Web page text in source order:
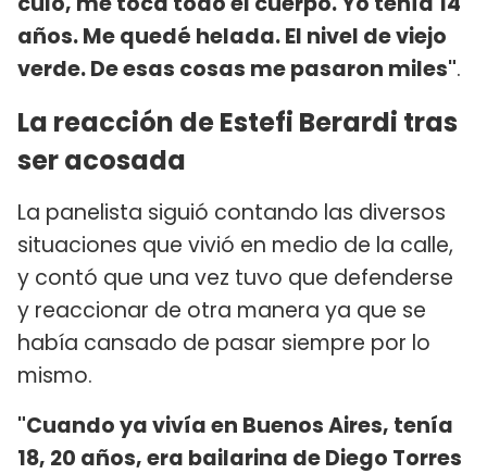
años. Me quedé helada. El nivel de viejo
verde. De esas cosas me pasaron miles".
La reacción de Estefi Berardi tras
ser acosada
La panelista siguió contando las diversos
situaciones que vivió en medio de la calle,
y contó que una vez tuvo que defenderse
y reaccionar de otra manera ya que se
había cansado de pasar siempre por lo
mismo.
"Cuando ya vivía en Buenos Aires, tenía
18, 20 años, era bailarina de Diego Torres